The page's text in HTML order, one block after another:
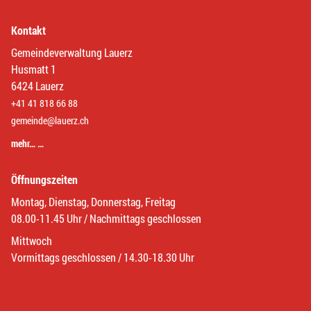
Kontakt
Gemeindeverwaltung Lauerz
Husmatt 1
6424 Lauerz
+41 41 818 66 88
gemeinde@lauerz.ch
mehr… …
Öffnungszeiten
Montag, Dienstag, Donnerstag, Freitag
08.00-11.45 Uhr / Nachmittags geschlossen
Mittwoch
Vormittags geschlossen / 14.30-18.30 Uhr